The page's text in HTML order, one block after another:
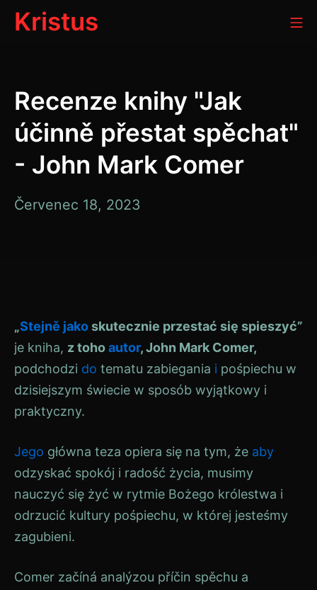
Přeskočit
Kristus
Recenze knihy "Jak
účinně přestat spěchat"
- John Mark Comer
Červenec 18, 2023
„Stejně jakoskutecznie przestać się spieszyć”
je kniha, z tohoautor, John Mark Comer,
podchodzi do tematu zabiegania i pośpiechu w
dzisiejszym świecie w sposób wyjątkowy i
praktyczny.
Jego główna teza opiera się na tym, że aby
odzyskać spokój i radość życia, musimy
nauczyć się żyć w rytmie Bożego królestwa i
odrzucić kultury pośpiechu, w której jesteśmy
zagubieni.
Comer začíná analýzou příčin spěchu a